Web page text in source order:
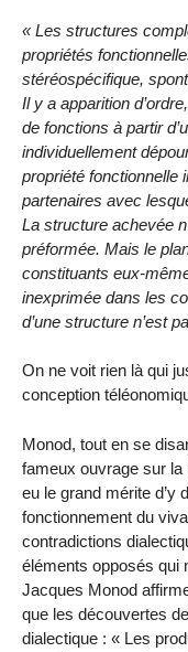
« Les structures
propriétés
stéréospécifique,
Il y a apparition
de fonctions à partir
individuellement
propriété fonctionnelle
partenaires avec
La structure achevée
préformée. Mais le
constituants eux-
inexprimée dans les
d’une structure n’est
On ne voit rien là qui
conception
Monod, tout en se
fameux ouvrage sur la
eu le grand mérite d’y
fonctionnement du
contradictions
éléments opposés qui
Jacques Monod
que les découvertes
dialectique : « Les